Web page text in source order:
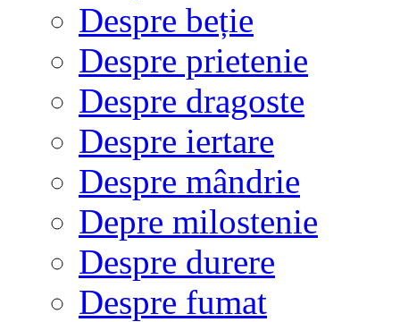
Despre beție
Despre prietenie
Despre dragoste
Despre iertare
Despre mândrie
Depre milostenie
Despre durere
Despre fumat